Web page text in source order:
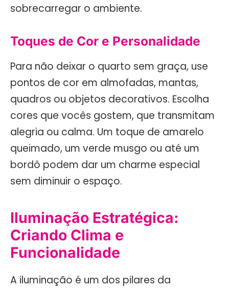
sobrecarregar o ambiente.
Toques de Cor e Personalidade
Para não deixar o quarto sem graça, use
pontos de cor em almofadas, mantas,
quadros ou objetos decorativos. Escolha
cores que vocês gostem, que transmitam
alegria ou calma. Um toque de amarelo
queimado, um verde musgo ou até um
bordô podem dar um charme especial
sem diminuir o espaço.
Iluminação Estratégica:
Criando Clima e
Funcionalidade
A iluminação é um dos pilares da